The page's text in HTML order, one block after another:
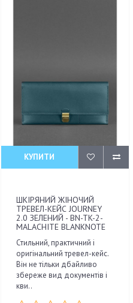
КУПИТИ
ШКІРЯНИЙ ЖІНОЧИЙ
ТРЕВЕЛ-КЕЙС JOURNEY
2.0 ЗЕЛЕНИЙ - BN-TK-2-
MALACHITE BLANKNOTE
Стильний, практичний і
оригінальний тревел-кейс.
Він не тільки дбайливо
збереже вид документів і
кви..